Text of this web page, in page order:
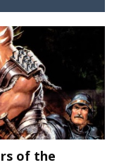
of the